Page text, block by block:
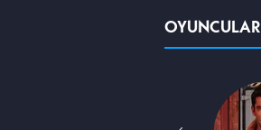
OYUNCULAR